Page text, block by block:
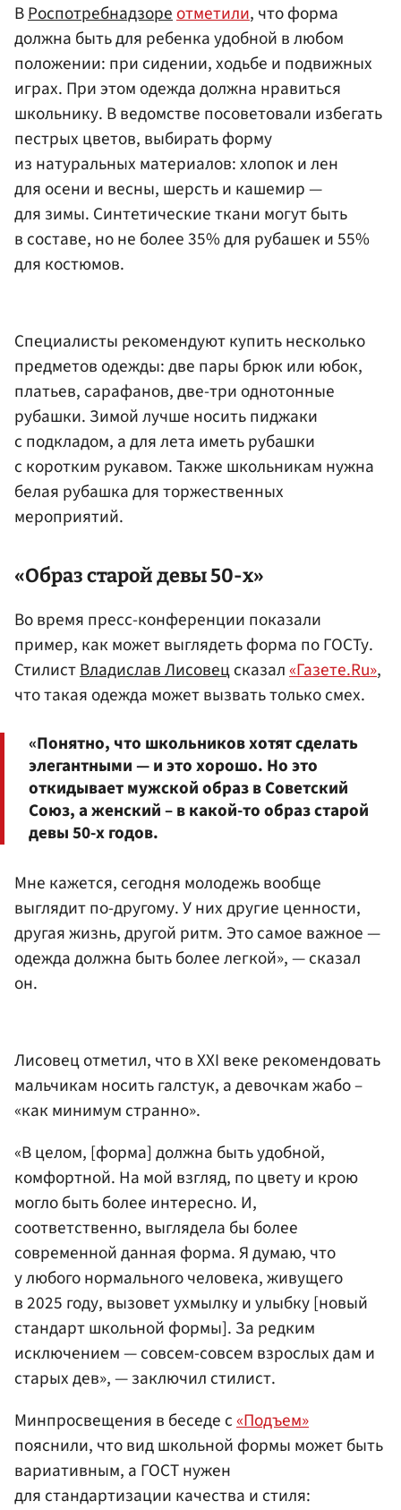
ВРоспотребнадзореотметили, что форма
должна быть для ребенка удобной в любом
положении: при сидении, ходьбе и подвижных
играх. При этом одежда должна нравиться
школьнику. В ведомстве посоветовали избегать
пестрых цветов, выбирать форму
из натуральных материалов: хлопок и лен
для осени и весны, шерсть и кашемир —
для зимы. Синтетические ткани могут быть
в составе, но не более 35% для рубашек и 55%
для костюмов.
Специалисты рекомендуют купить несколько
предметов одежды: две пары брюк или юбок,
платьев, сарафанов, две-три однотонные
рубашки. Зимой лучше носить пиджаки
с подкладом, а для лета иметь рубашки
с коротким рукавом. Также школьникам нужна
белая рубашка для торжественных
мероприятий.
«Образ старой девы 50-х»
Во время пресс-конференции показали
пример, как может выглядеть форма по ГОСТу.
СтилистВладислав Лисовецсказал«Газете.Ru»,
что такая одежда может вызвать только смех.
«Понятно, что школьников хотят сделать
элегантными — и это хорошо. Но это
откидывает мужской образ в Советский
Союз, а женский – в какой-то образ старой
девы 50-х годов.
Мне кажется, сегодня молодежь вообще
выглядит по-другому. У них другие ценности,
другая жизнь, другой ритм. Это самое важное —
одежда должна быть более легкой», — сказал
он.
Лисовец отметил, что в XXI веке рекомендовать
мальчикам носить галстук, а девочкам жабо –
«как минимум странно».
«В целом, [форма] должна быть удобной,
комфортной. На мой взгляд, по цвету и крою
могло быть более интересно. И,
соответственно, выглядела бы более
современной данная форма. Я думаю, что
у любого нормального человека, живущего
в 2025 году, вызовет ухмылку и улыбку [новый
стандарт школьной формы]. За редким
исключением — совсем-совсем взрослых дам и
старых дев», — заключил стилист.
Минпросвещения в беседе с«Подъем»
пояснили, что вид школьной формы может быть
вариативным, а ГОСТ нужен
для стандартизации качества и стиля: